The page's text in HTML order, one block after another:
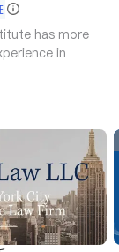
has more
in